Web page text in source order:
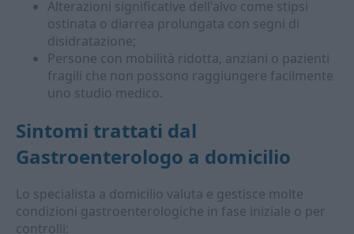
Alterazioni significative dell'alvo come stipsi
ostinata o diarrea prolungata con segni di
disidratazione;
Persone con mobilità ridotta, anziani o pazienti
fragili che non possono raggiungere facilmente
uno studio medico.
Sintomi trattati dal
Gastroenterologo a domicilio
Lo specialista a domicilio valuta e gestisce molte
condizioni gastroenterologiche in fase iniziale o per
controlli: